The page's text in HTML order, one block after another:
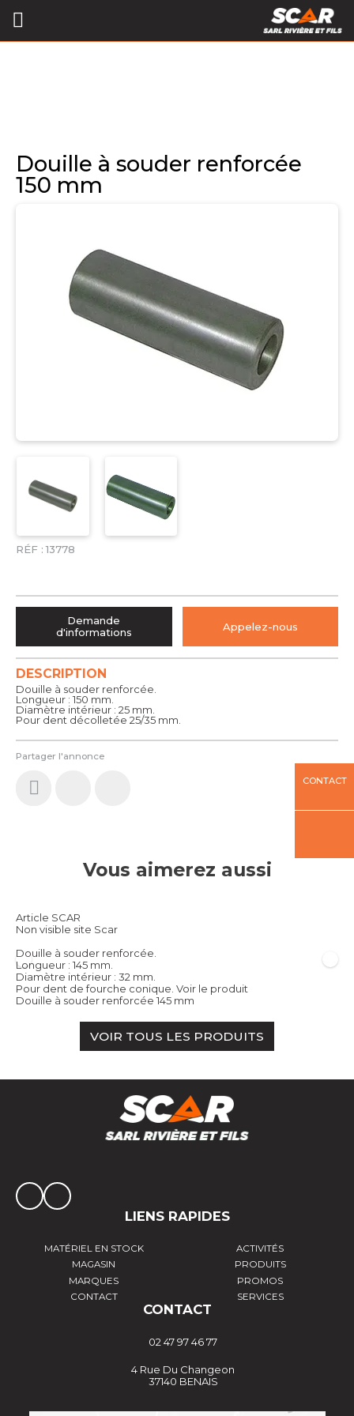
Douille à souder renforcée
150 mm
RÉF : 13778
Partager l'annonce
DESCRIPTION
Douille à souder renforcée.
Longueur : 150 mm.
Diamètre intérieur : 25 mm.
Pour dent décolletée 25/35 mm.
Demande
d'informations
Appelez-nous
Vous aimerez aussi
Article SCAR
Non visible site Scar
Douille à souder renforcée.
Longueur : 145 mm.
Diamètre intérieur : 32 mm.
Pour dent de fourche conique. Voir le produit
Douille à souder renforcée 145 mm
VOIR TOUS LES PRODUITS
CONTACT
LIENS RAPIDES
MATÉRIEL EN STOCK
ACTIVITÉS
MAGASIN
PRODUITS
MARQUES
PROMOS
CONTACT
SERVICES
CONTACT
02 47 97 46 77
4 Rue Du Changeon
37140 BENAIS